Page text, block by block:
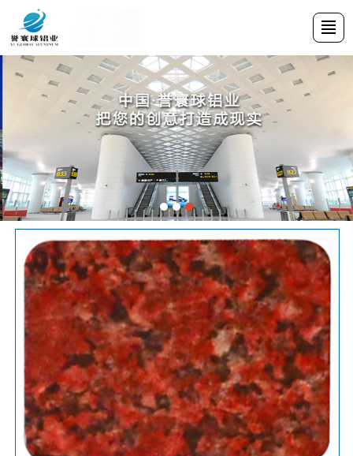
首页 产品中心 新闻动态 厂区厂貌 关于我们 案例中心 招贤纳士